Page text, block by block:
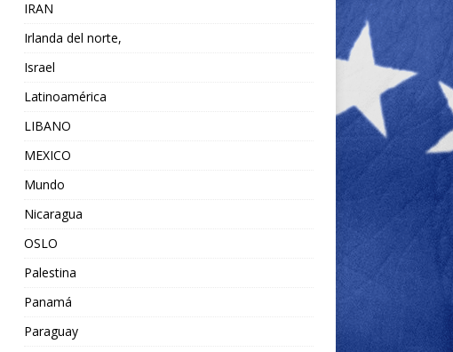
IRAN
Irlanda del norte,
Israel
Latinoamérica
LIBANO
MEXICO
Mundo
Nicaragua
OSLO
Palestina
Panamá
Paraguay